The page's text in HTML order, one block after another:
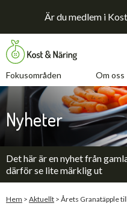
Är du medlem i
Fokusområden Om oss
Fokusområden
Om oss
Aktuellt
Bli medlem
Nyheter
Det här är en nyhet från
därför se lite märklig ut
Hem > Aktuellt > Årets Granatäpple